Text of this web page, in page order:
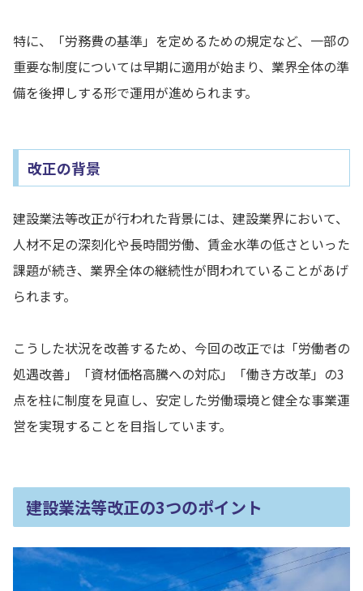
特に、「労務費の基準」を定めるための規定など、一部の
重要な制度については早期に適用が始まり、業界全体の準
備を後押しする形で運用が進められます。
改正の背景
建設業法等改正が行われた背景には、建設業界において、
人材不足の深刻化や長時間労働、賃金水準の低さといった
課題が続き、業界全体の継続性が問われていることがあげ
られます。
こうした状況を改善するため、今回の改正では「労働者の
処遇改善」「資材価格高騰への対応」「働き方改革」の3
点を柱に制度を見直し、安定した労働環境と健全な事業運
営を実現することを目指しています。
建設業法等改正の3つのポイント